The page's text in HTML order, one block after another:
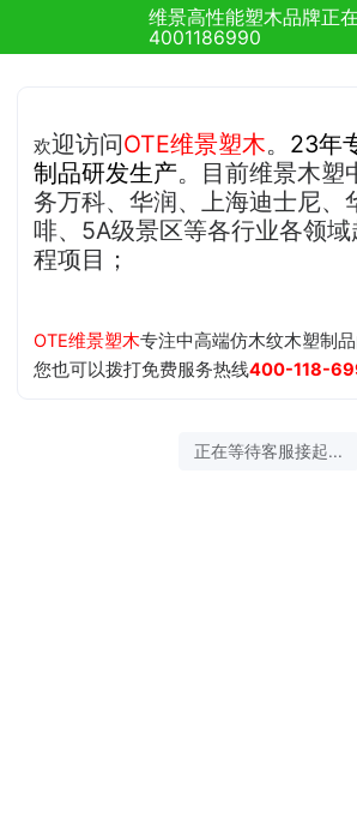
4001186990
欢迎访问OTE维景塑木。 23年
制品研发生产。目前维景木塑
务万科、华润、上海迪士尼、
啡、5A级景区等各行业各领
程项目；
OTE维景塑木专注中高端仿木纹木塑制品
您也可以拨打免费服务热线400-118-
正在等待客服接起...